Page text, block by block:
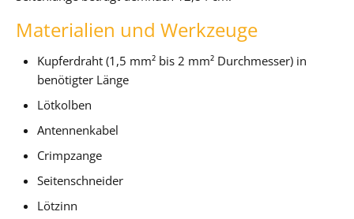
Materialien und Werkzeuge
Kupferdraht (1,5 mm² bis 2 mm² Durchmesser) in
benötigter Länge
Lötkolben
Antennenkabel
Crimpzange
Seitenschneider
Lötzinn